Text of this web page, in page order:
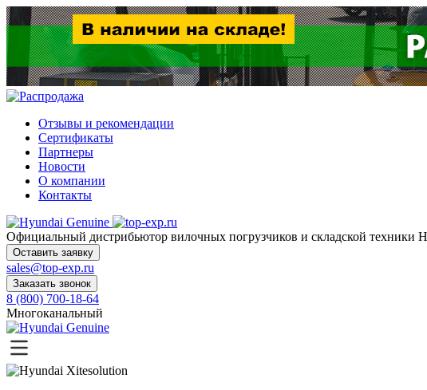
Отзывы и рекомендации
Сертификаты
Партнеры
Новости
О компании
Контакты
Официальный дистрибьютор вилочных погрузчиков и складской
Оставить заявку
sales@top-exp.ru
Заказать звонок
8 (800) 700-18-64
Многоканальный